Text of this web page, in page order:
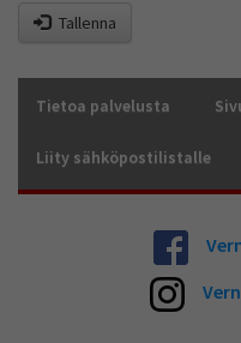
Tallenna
Tietoa palvelusta
Liity sähköpostilistalle